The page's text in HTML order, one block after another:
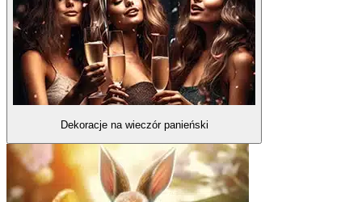
Dekoracje na wieczór panieński